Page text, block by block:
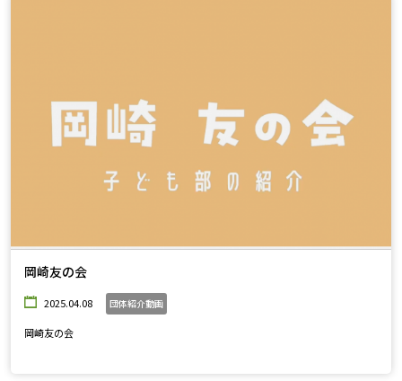
岡崎友の会
2025.04.08 団体紹介動画
岡崎友の会